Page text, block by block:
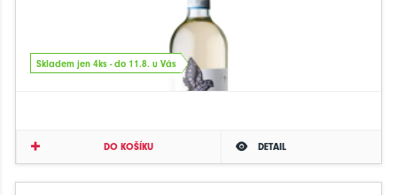
Skladem jen 4ks - do 11.8. u Vás
DO KOŠÍKU DETAIL